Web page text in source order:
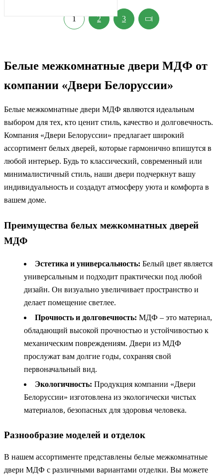
1 2 3
Белые межкомнатные двери МДФ от
компании «Двери Белоруссии»
Белые межкомнатные двери МДФ являются идеальным
выбором для тех, кто ценит стиль, качество и долговечность.
Компания «Двери Белоруссии» предлагает широкий
ассортимент белых дверей, которые гармонично впишутся в
любой интерьер. Будь то классический, современный или
минималистичный стиль, наши двери подчеркнут вашу
индивидуальность и создадут атмосферу уюта и комфорта в
вашем доме.
Преимущества белых межкомнатных дверей
МДФ
Эстетика и универсальность: Белый цвет является
универсальным и подходит практически под любой
дизайн. Он визуально увеличивает пространство и
делает помещение светлее.
Прочность и долговечность: МДФ – это материал,
обладающий высокой прочностью и устойчивостью к
механическим повреждениям. Двери из МДФ
прослужат вам долгие годы, сохраняя свой
первоначальный вид.
Экологичность: Продукция компании «Двери
Белоруссии» изготовлена из экологически чистых
материалов, безопасных для здоровья человека.
Разнообразие моделей и отделок
В нашем ассортименте представлены белые межкомнатные
двери МДФ с различными вариантами отделки. Вы можете